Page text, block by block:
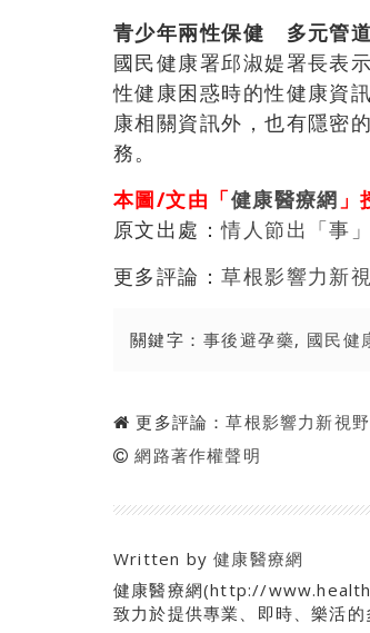
青少年兩性保健 多元管
國民健康署邱淑媞署長表
性健康困惑時的性健康資
康相關資訊外，也有隱密
務。
本圖/文由「健康醫療網
原文出處：情人節出「事
更多評論：草根影響力新
關鍵字： 事後避孕藥, 國民健
更多評論：草根影響力新視野
網路著作權聲明
Written by健康醫療網
健康醫療網(http://
致力於提供專業、即時、樂活的